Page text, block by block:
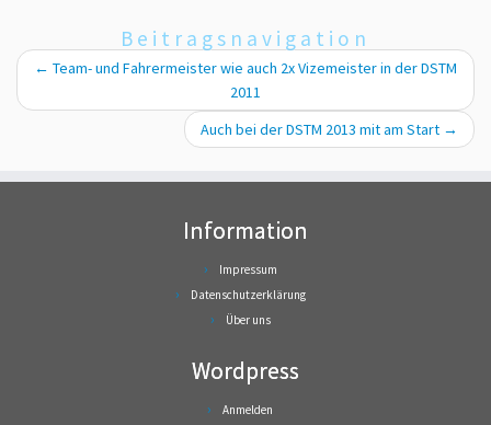
Beitragsnavigation
← Team- und Fahrermeister wie auch 2x Vizemeister in der DSTM
2011
Auch bei der DSTM 2013 mit am Start →
Information
Impressum
Datenschutzerklärung
Über uns
Wordpress
Anmelden